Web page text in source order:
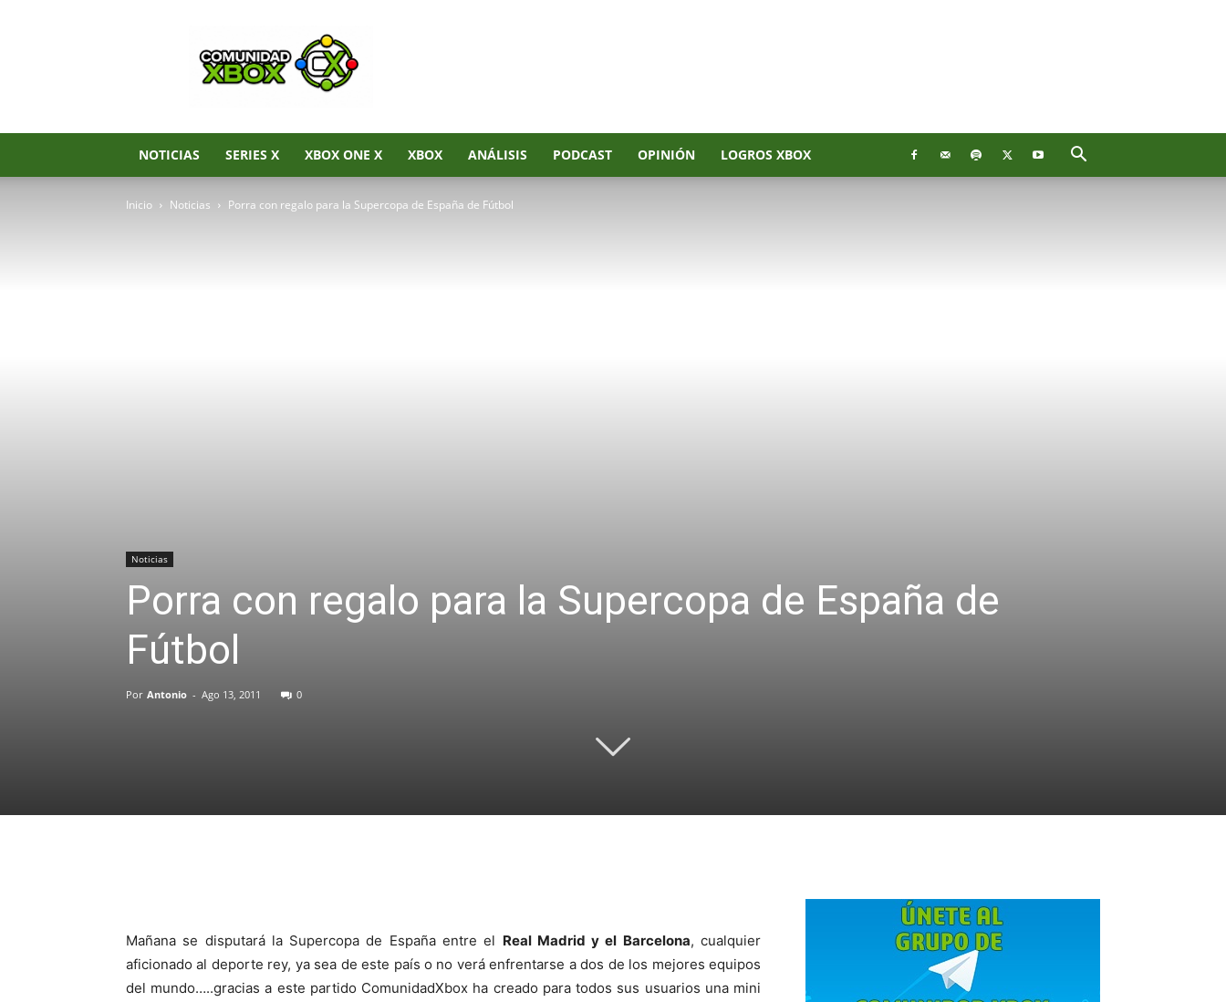
Noticias
de
Xbox
Series
Xbox
One
360
NOTICIAS SERIES X XBOX ONE X XBOX ANÁLISIS PODCAST OPINIÓN LOGROS XBOX
Inicio Noticias Porra con regalo para la Supercopa de España de Fútbol
Noticias
Porra con regalo para la Supercopa de España de
Fútbol
Por Antonio - Ago 13, 2011 0
Mañana se disputará la Supercopa de España entre el Real Madrid y el Barcelona, cualquier
aficionado al deporte rey, ya sea de este país o no verá enfrentarse a dos de los mejores equipos
del mundo…..gracias a este partido ComunidadXbox ha creado para todos sus usuarios una mini